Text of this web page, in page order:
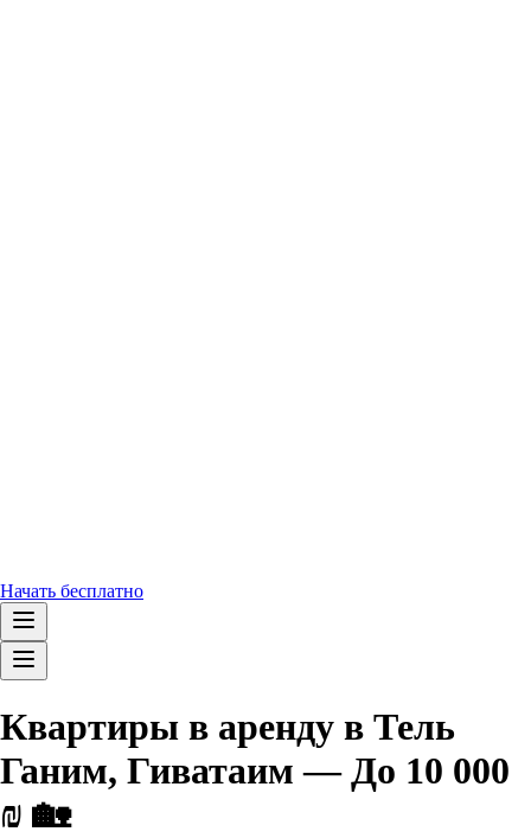
Начать бесплатно
Квартиры в аренду в Тель
Ганим, Гиватаим — До 10 000
₪ 🏡